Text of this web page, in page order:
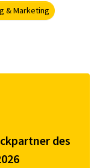
& Marketing
des